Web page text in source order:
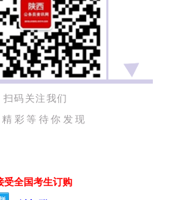
扫码关注我们
彩等待你发现
受全国考生订购